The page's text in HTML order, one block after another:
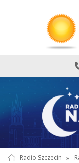
Radio Szczecin »